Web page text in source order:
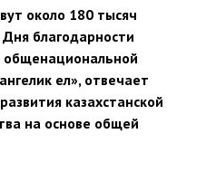
около 180 тысяч
благодарности
общенациональной
ел», отвечает
казахстанской
на основе общей